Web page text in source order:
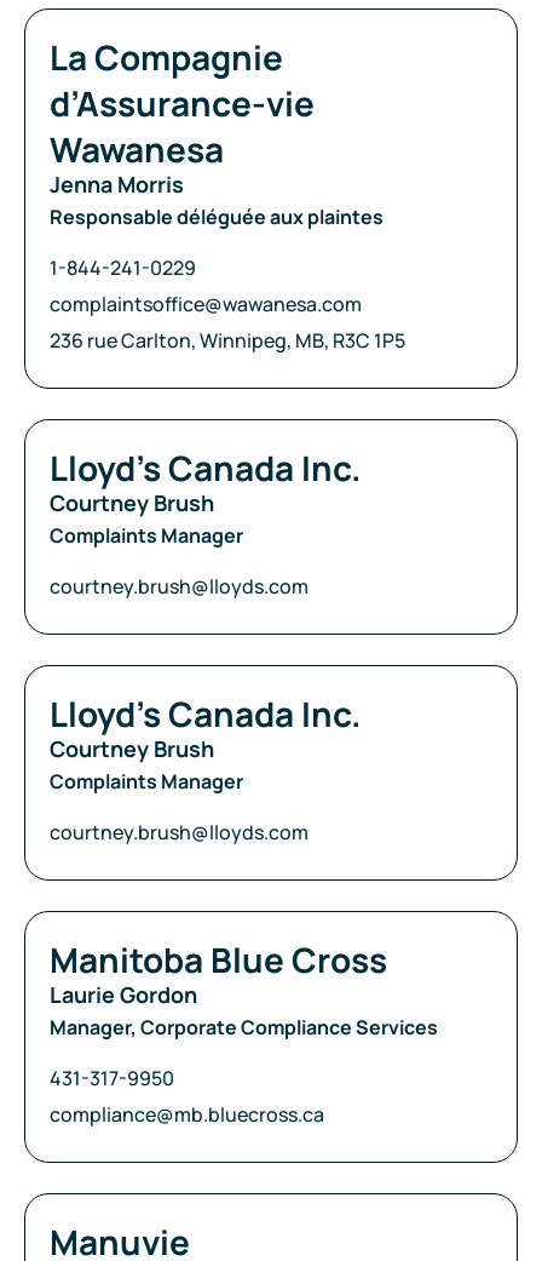
Compagnie:
La Compagnie
d’Assurance-vie
Wawanesa
Jenna Morris
Responsable déléguée aux plaintes
Téléphone:
1-844-241-0229
Courriel:
complaintsoffice@wawanesa.com
Adresse:
236 rue Carlton, Winnipeg, MB, R3C 1P5
Compagnie:
Lloyd’s Canada Inc.
Courtney Brush
Complaints Manager
Courriel:
courtney.brush@lloyds.com
Compagnie:
Lloyd’s Canada Inc.
Courtney Brush
Complaints Manager
Courriel:
courtney.brush@lloyds.com
Compagnie:
Manitoba Blue Cross
Laurie Gordon
Manager, Corporate Compliance Services
Téléphone:
431-317-9950
Courriel:
compliance@mb.bluecross.ca
Compagnie:
Manuvie